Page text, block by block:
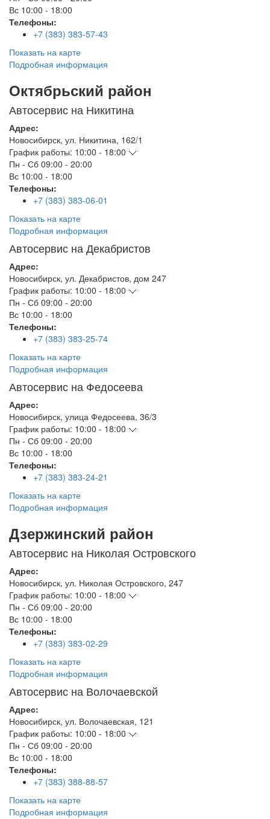
Вс 10:00 - 18:00
Телефоны:
+7 (383) 383-57-43
Показать на карте
Подробная информация
Октябрьский район
Автосервис на Никитина
Адрес:
Новосибирск, ул. Никитина, 162/1
График работы: 10:00 - 18:00
Пн - Сб 09:00 - 20:00
Вс 10:00 - 18:00
Телефоны:
+7 (383) 383-06-01
Показать на карте
Подробная информация
Автосервис на Декабристов
Адрес:
Новосибирск, ул. Декабристов, дом 247
График работы: 10:00 - 18:00
Пн - Сб 09:00 - 20:00
Вс 10:00 - 18:00
Телефоны:
+7 (383) 383-25-74
Показать на карте
Подробная информация
Автосервис на Федосеева
Адрес:
Новосибирск, улица Федосеева, 36/3
График работы: 10:00 - 18:00
Пн - Сб 09:00 - 20:00
Вс 10:00 - 18:00
Телефоны:
+7 (383) 383-24-21
Показать на карте
Подробная информация
Дзержинский район
Автосервис на Николая Островского
Адрес:
Новосибирск, ул. Николая Островского, 247
График работы: 10:00 - 18:00
Пн - Сб 09:00 - 20:00
Вс 10:00 - 18:00
Телефоны:
+7 (383) 383-02-29
Показать на карте
Подробная информация
Автосервис на Волочаевской
Адрес:
Новосибирск, ул. Волочаевская, 121
График работы: 10:00 - 18:00
Пн - Сб 09:00 - 20:00
Вс 10:00 - 18:00
Телефоны:
+7 (383) 388-88-57
Показать на карте
Подробная информация